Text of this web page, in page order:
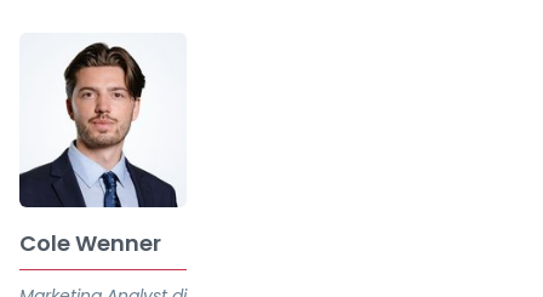
Cole Wenner